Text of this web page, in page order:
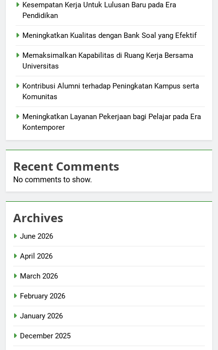
Kesempatan Kerja Untuk Lulusan Baru pada Era
Pendidikan
Meningkatkan Kualitas dengan Bank Soal yang Efektif
Memaksimalkan Kapabilitas di Ruang Kerja Bersama
Universitas
Kontribusi Alumni terhadap Peningkatan Kampus serta
Komunitas
Meningkatkan Layanan Pekerjaan bagi Pelajar pada Era
Kontemporer
Recent Comments
No comments to show.
Archives
June 2026
April 2026
March 2026
February 2026
January 2026
December 2025